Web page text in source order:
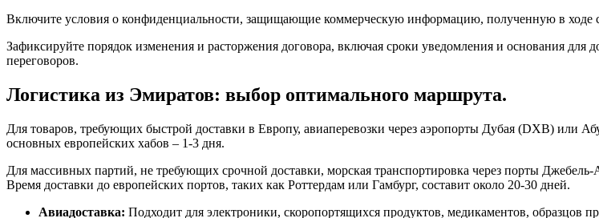
Включите условия о конфиденциальности, защищающие коммерческую информацию, полученную в ходе
Зафиксируйте порядок изменения и расторжения договора, включая сроки уведомления и основания
переговоров.
Логистика из Эмиратов: выбор оптимального маршрута.
Для товаров, требующих быстрой доставки в Европу, авиаперевозки через аэропорты Дубая (DXB) или
основных европейских хабов – 1-3 дня.
Для массивных партий, не требующих срочной доставки, морская транспортировка через порты
Время доставки до европейских портов, таких как Роттердам или Гамбург, составит около 20-30 дней.
Авиадоставка: Подходит для электроники, скоропортящихся продуктов, медикаментов, образцов